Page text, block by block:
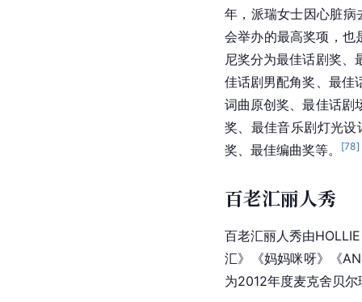
年，派瑞女士因心脏病
会举办的最高奖项，也
尼奖分为最佳话剧奖、
佳话剧男配角奖、最佳
词曲原创奖、最佳话剧
奖、最佳音乐剧灯光
奖、最佳编曲奖等。
[78]
百老汇丽人秀
百老汇丽人秀由
汇》《妈妈咪呀》《
为2012年度麦克舍贝